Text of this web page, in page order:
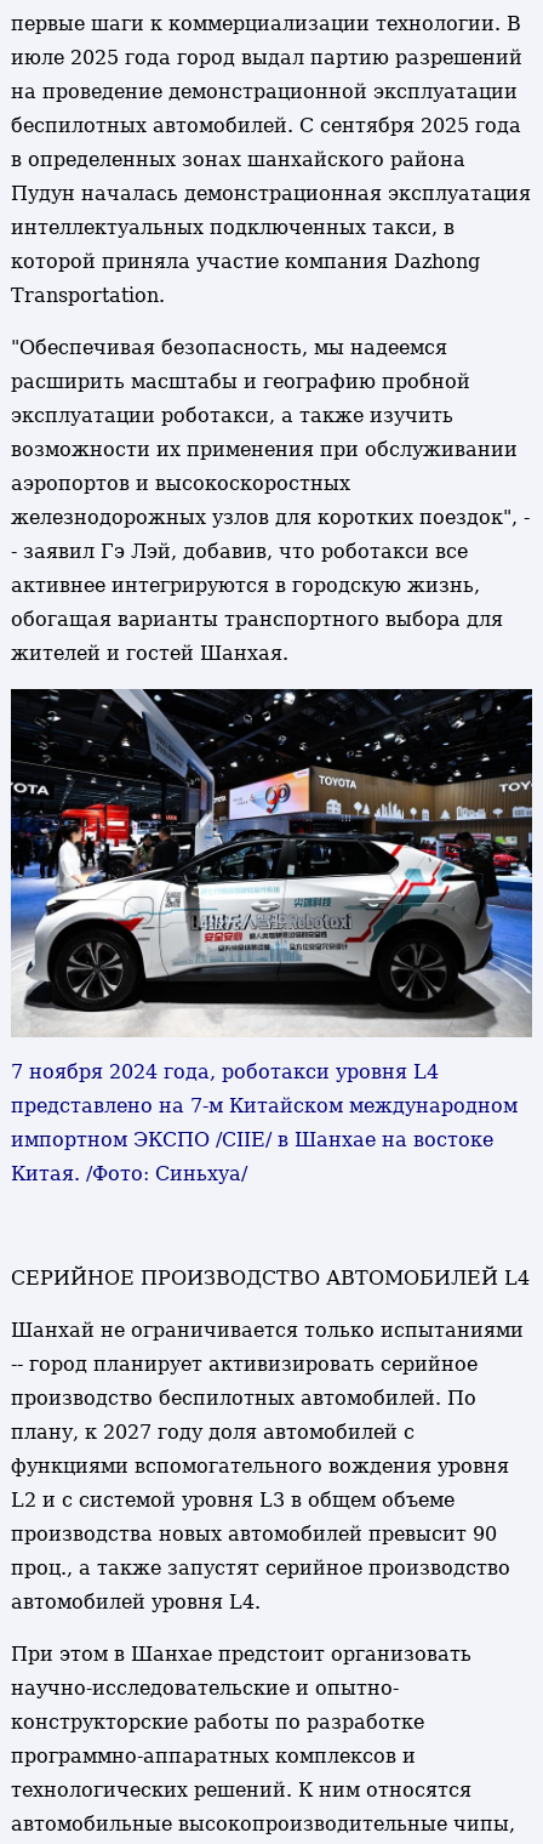
первые шаги к коммерциализации технологии. В
июле 2025 года город выдал партию разрешений
на проведение демонстрационной эксплуатации
беспилотных автомобилей. С сентября 2025 года
в определенных зонах шанхайского района
Пудун началась демонстрационная эксплуатация
интеллектуальных подключенных такси, в
которой приняла участие компания Dazhong
Transportation.
"Обеспечивая безопасность, мы надеемся
расширить масштабы и географию пробной
эксплуатации роботакси, а также изучить
возможности их применения при обслуживании
аэропортов и высокоскоростных
железнодорожных узлов для коротких поездок", -
- заявил Гэ Лэй, добавив, что роботакси все
активнее интегрируются в городскую жизнь,
обогащая варианты транспортного выбора для
жителей и гостей Шанхая.
7 ноября 2024 года, роботакси уровня L4
представлено на 7-м Китайском международном
импортном ЭКСПО /CIIE/ в Шанхае на востоке
Китая. /Фото: Синьхуа/
СЕРИЙНОЕ ПРОИЗВОДСТВО АВТОМОБИЛЕЙ L4
Шанхай не ограничивается только испытаниями
-- город планирует активизировать серийное
производство беспилотных автомобилей. По
плану, к 2027 году доля автомобилей с
функциями вспомогательного вождения уровня
L2 и с системой уровня L3 в общем объеме
производства новых автомобилей превысит 90
проц., а также запустят серийное производство
автомобилей уровня L4.
При этом в Шанхае предстоит организовать
научно-исследовательские и опытно-
конструкторские работы по разработке
программно-аппаратных комплексов и
технологических решений. К ним относятся
автомобильные высокопроизводительные чипы,